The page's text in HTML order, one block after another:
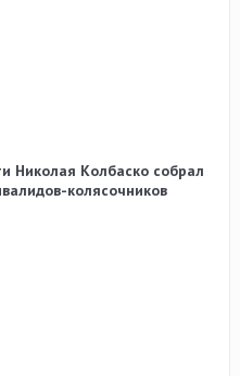
Колбаско собрал
колясочников